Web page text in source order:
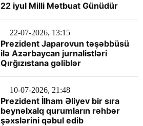
22 iyul Milli Mətbuat Günüdür
22-07-2026, 13:15
Prezident Japarovun təşəbbüsü
ilə Azərbaycan jurnalistləri
Qırğızıstana gəliblər
10-07-2026, 21:48
Prezident İlham Əliyev bir sıra
beynəlxalq qurumların rəhbər
şəxslərini qəbul edib